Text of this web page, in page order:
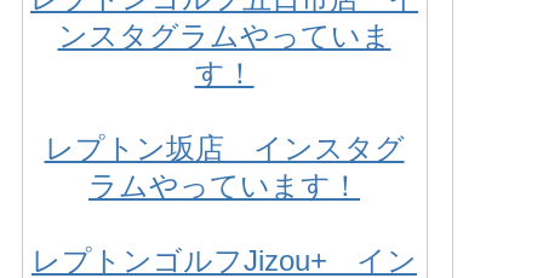
ンスタグラムやっていま
す！
レプトン坂店 インスタグ
ラムやっています！
レプトンゴルフJizou+ イン